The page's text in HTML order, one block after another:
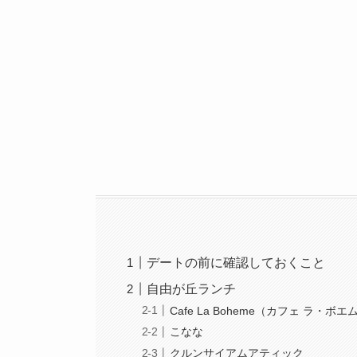
デートの前に確認しておくこと
自由が丘ランチ
Cafe La Boheme（カフェ ラ・ボエム
こなな
クルンサイアムアティック